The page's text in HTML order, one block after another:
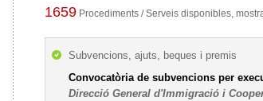
1659 Procediments / Serveis disponibles,
Subvencions, ajuts, beques i premis
Convocatòria de subvencions per
Direcció General d'Immigració i